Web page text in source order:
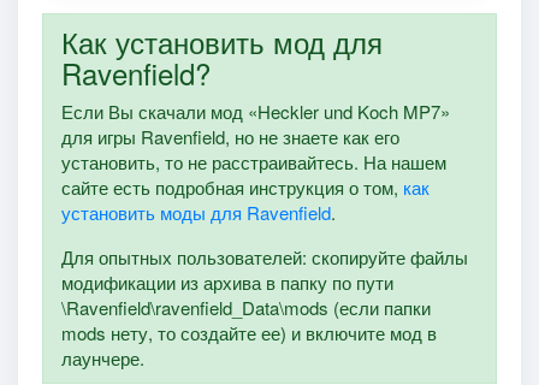
Как установить мод для
Ravenfield?
Если Вы скачали мод «Heckler und Koch MP7»
для игры Ravenfield, но не знаете как его
установить, то не расстраивайтесь. На нашем
сайте есть подробная инструкция о том, как
установить моды для Ravenfield.
Для опытных пользователей: скопируйте файлы
модификации из архива в папку по пути
\Ravenfield\ravenfield_Data\mods (если папки
mods нету, то создайте ее) и включите мод в
лаунчере.